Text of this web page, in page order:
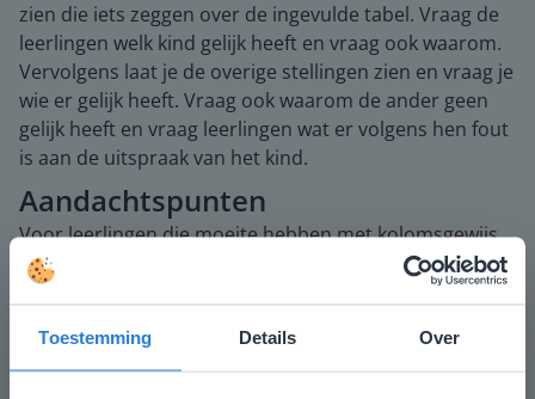
Toestemming Details Over
zien die iets zeggen over de ingevulde tabel. Vraag de
leerlingen welk kind gelijk heeft en vraag ook waarom.
Vervolgens laat je de overige stellingen zien en vraag je
wie er gelijk heeft. Vraag ook waarom de ander geen
gelijk heeft en vraag leerlingen wat er volgens hen fout
is aan de uitspraak van het kind.
Aandachtspunten
Voor leerlingen die moeite hebben met kolomsgewijs
aftrekken, kun je de betekenis van H T E herhalen en
hoe je de getallen in een HTE-schema plaatst. Schrijf de
tientallen en de eenheden, zodat het duidelijk
zichtbaar wordt wat je bij elkaar telt.